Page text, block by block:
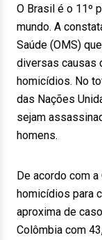
O Brasil é o 11º
mundo. A
Saúde (OMS)
diversas causas
homicídios. No
das Nações
sejam
homens.
De acordo com
homicídios para
aproxima de
Colômbia com